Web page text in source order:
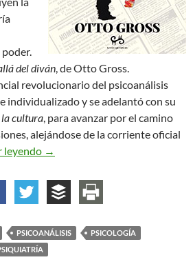
poder.
del diván, de Otto Gross.
revolucionario del psicoanálisis
individualizado y se adelantó con su
la cultura, para avanzar por el camino
alejándose de la corriente oficial
leyendo Más allá del diván. Apuntes
→
PSICOANÁLISIS
PSICOLOGÍA